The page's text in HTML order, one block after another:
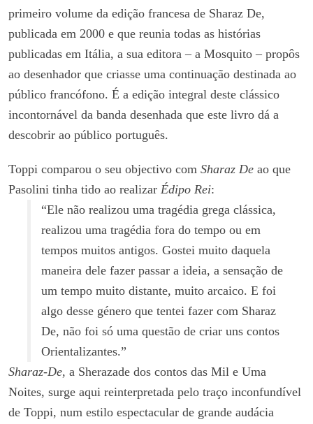
primeiro volume da edição francesa de Sharaz De,
publicada em 2000 e que reunia todas as histórias
publicadas em Itália, a sua editora – a Mosquito – propôs
ao desenhador que criasse uma continuação destinada ao
público francófono. É a edição integral deste clássico
incontornável da banda desenhada que este livro dá a
descobrir ao público português.
Toppi comparou o seu objectivo com Sharaz De ao que
Pasolini tinha tido ao realizar Édipo Rei:
“Ele não realizou uma tragédia grega clássica,
realizou uma tragédia fora do tempo ou em
tempos muitos antigos. Gostei muito daquela
maneira dele fazer passar a ideia, a sensação de
um tempo muito distante, muito arcaico. E foi
algo desse género que tentei fazer com Sharaz
De, não foi só uma questão de criar uns contos
Orientalizantes.”
Sharaz-De, a Sherazade dos contos das Mil e Uma
Noites, surge aqui reinterpretada pelo traço inconfundível
de Toppi, num estilo espectacular de grande audácia